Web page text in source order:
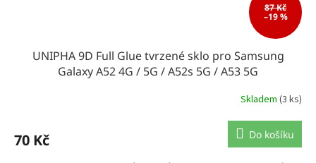
87 Kč
–19 %
UNIPHA 9D Full Glue tvrzené sklo pro Samsung
Galaxy A52 4G / 5G / A52s 5G / A53 5G
Skladem (3 ks)
70 Kč Do košíku